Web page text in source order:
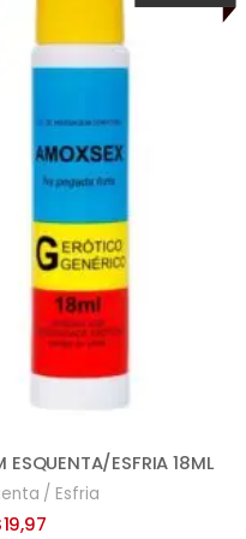
ESQUENTA/ESFRIA 18ML
/ Esfria
19,97O